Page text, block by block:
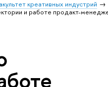
креативных индустрий
и работе продакт-